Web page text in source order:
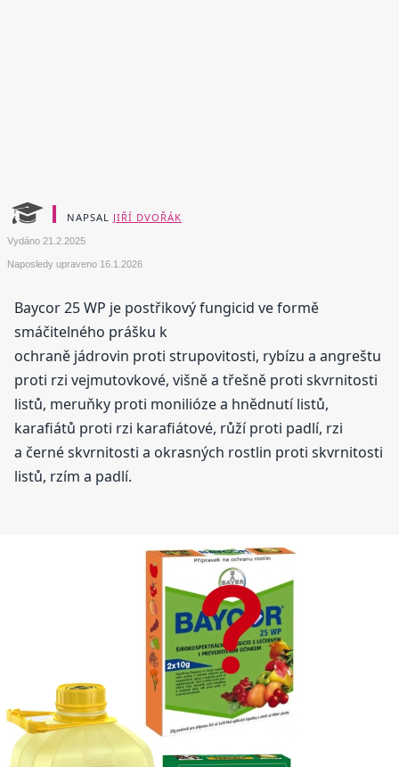
NAPSAL JIŘÍ DVOŘÁK
Vydáno 21.2.2025
Naposledy upraveno 16.1.2026
Baycor 25 WP je postřikový fungicid ve formě
smáčitelného prášku k
ochraně jádrovin proti strupovitosti, rybízu a angreštu
proti rzi vejmutovkové, višně a třešně proti skvrnitosti
listů, meruňky proti monilióze a hnědnutí listů,
karafiátů proti rzi karafiátové, růží proti padlí, rzi
a černé skvrnitosti a okrasných rostlin proti skvrnitosti
listů, rzím a padlí.